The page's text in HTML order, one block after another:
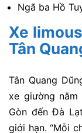
Ngã ba Hồ
Xe
Tân
Tân Quang
xe giường
Gòn đến Đà
giới hạn. “Mỗi